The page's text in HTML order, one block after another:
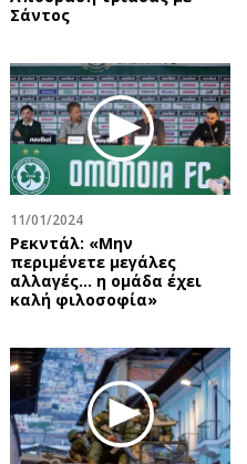
Wine routes
Uncut
Προσφορές
Προσωπικότητες στην ''Κ''
Επιστολές
Σάντος
11/01/2024
Ρεκντάλ: «Μην
περιμένετε μεγάλες
αλλαγές... η ομάδα έχει
καλή φιλοσοφία»